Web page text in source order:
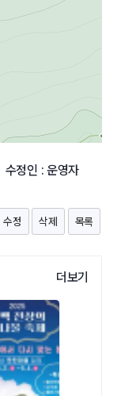
정인 : 운영자
수정 삭제 목록
더보기